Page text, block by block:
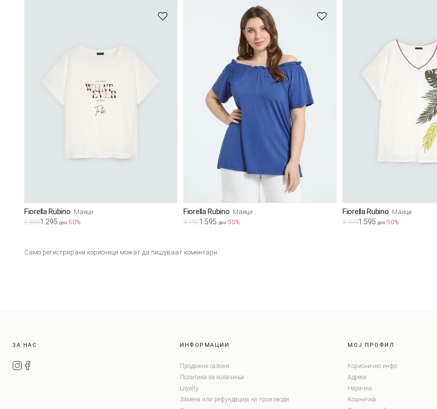
Fiorella Rubino Маици
2.5901.295 ден-50%
Fiorella Rubino Маици
3.1901.595 ден-50%
Fiorella Rubino Маици
3.1901.595 ден-50%
Само регистрирани корисници можат да пишуваат коментари
ЗА НАС ИНФОРМАЦИИ
Продажни салони
Политика за колачиња
Loyalty
Замена или рефундација на производи
МОЈ ПРОФИЛ
Корисничко инфо
Адреси
Нарачки
Кошничка